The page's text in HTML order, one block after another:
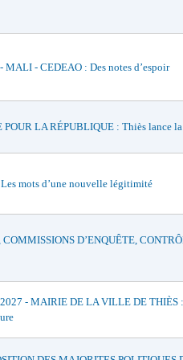
MALI - CEDEAO : Des notes d’espoir
LA RÉPUBLIQUE : Thiès lance
mots d’une nouvelle légitimité
COMMISSIONS D’ENQUÊTE,
- MAIRIE DE LA VILLE DE